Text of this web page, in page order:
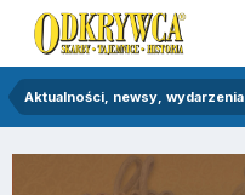
Aktualności, newsy, wydarzenia